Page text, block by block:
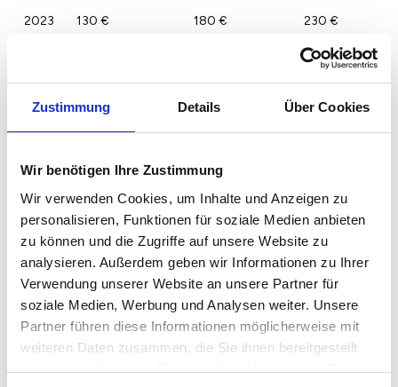
Zustimmung Details Über Cookies
Wir benötigen Ihre Zustimmung
Wir verwenden Cookies, um Inhalte und Anzeigen zu
personalisieren, Funktionen für soziale Medien anbieten
zu können und die Zugriffe auf unsere Website zu
analysieren. Außerdem geben wir Informationen zu Ihrer
Verwendung unserer Website an unsere Partner für
soziale Medien, Werbung und Analysen weiter. Unsere
Partner führen diese Informationen möglicherweise mit
weiteren Daten zusammen, die Sie ihnen bereitgestellt
haben oder die sie im Rahmen Ihrer Nutzung der Dienste
2023 130 € 180 € 230 €